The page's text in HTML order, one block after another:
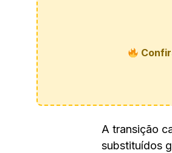
A transição
substituídos